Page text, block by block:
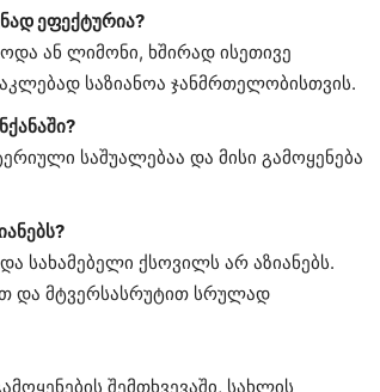
ეფექტურია?
ან ლიმონი, ხშირად ისეთივე
საზიანოა ჯანმრთელობისთვის.
საშუალებაა და მისი გამოყენება
სახამებელი ქსოვილს არ აზიანებს.
და მტვერსასრუტით სრულად
შემთხვევაში, სახლის